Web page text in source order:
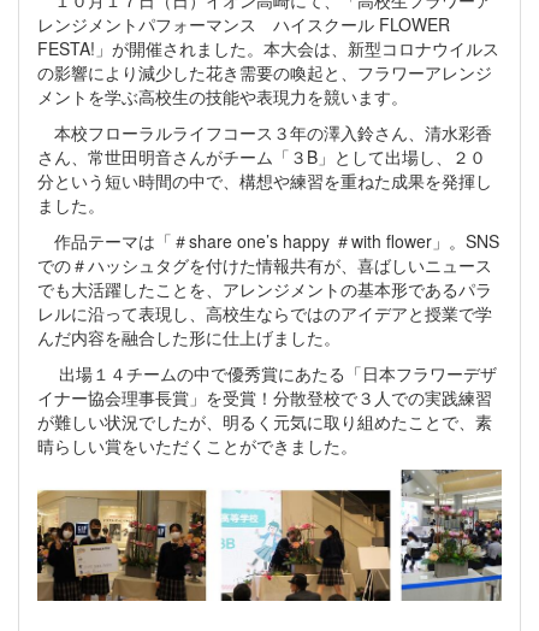
レンジメントパフォーマンス ハイスクール FLOWER
FESTA!」が開催されました。本大会は、新型コロナウイルス
の影響により減少した花き需要の喚起と、フラワーアレンジ
メントを学ぶ高校生の技能や表現力を競います。
本校フローラルライフコース３年の澤入鈴さん、清水彩香
さん、常世田明音さんがチーム「３B」として出場し、２０
分という短い時間の中で、構想や練習を重ねた成果を発揮し
ました。
作品テーマは「＃share one’s happy ＃with flower」。SNS
での＃ハッシュタグを付けた情報共有が、喜ばしいニュース
でも大活躍したことを、アレンジメントの基本形であるパラ
レルに沿って表現し、高校生ならではのアイデアと授業で学
んだ内容を融合した形に仕上げました。
出場１４チームの中で優秀賞にあたる「日本フラワーデザ
イナー協会理事長賞」を受賞！分散登校で３人での実践練習
が難しい状況でしたが、明るく元気に取り組めたことで、素
晴らしい賞をいただくことができました。